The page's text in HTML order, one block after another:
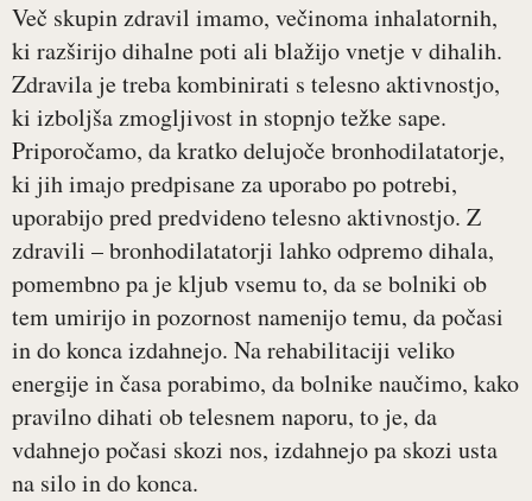
Več skupin zdravil imamo, večinoma inhalatornih,
ki razširijo dihalne poti ali blažijo vnetje v dihalih.
Zdravila je treba kombinirati s telesno aktivnostjo,
ki izboljša zmogljivost in stopnjo težke sape.
Priporočamo, da kratko delujoče bronhodilatatorje,
ki jih imajo predpisane za uporabo po potrebi,
uporabijo pred predvideno telesno aktivnostjo. Z
zdravili – bronhodilatatorji lahko odpremo dihala,
pomembno pa je kljub vsemu to, da se bolniki ob
tem umirijo in pozornost namenijo temu, da počasi
in do konca izdahnejo. Na rehabilitaciji veliko
energije in časa porabimo, da bolnike naučimo, kako
pravilno dihati ob telesnem naporu, to je, da
vdahnejo počasi skozi nos, izdahnejo pa skozi usta
na silo in do konca.